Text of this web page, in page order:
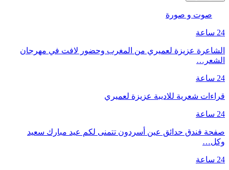
صوت و صورة
24 ساعة
الشاعرة عزيزة لعميري من المغرب وحضور لافت في مهرجان
الشعر…
24 ساعة
قراءات شعرية للاديبة عزيزة لعميري
24 ساعة
صفحة فندق حدائق عين أسردون تتمنى لكم عيد مبارك سعيد
وكل…
24 ساعة